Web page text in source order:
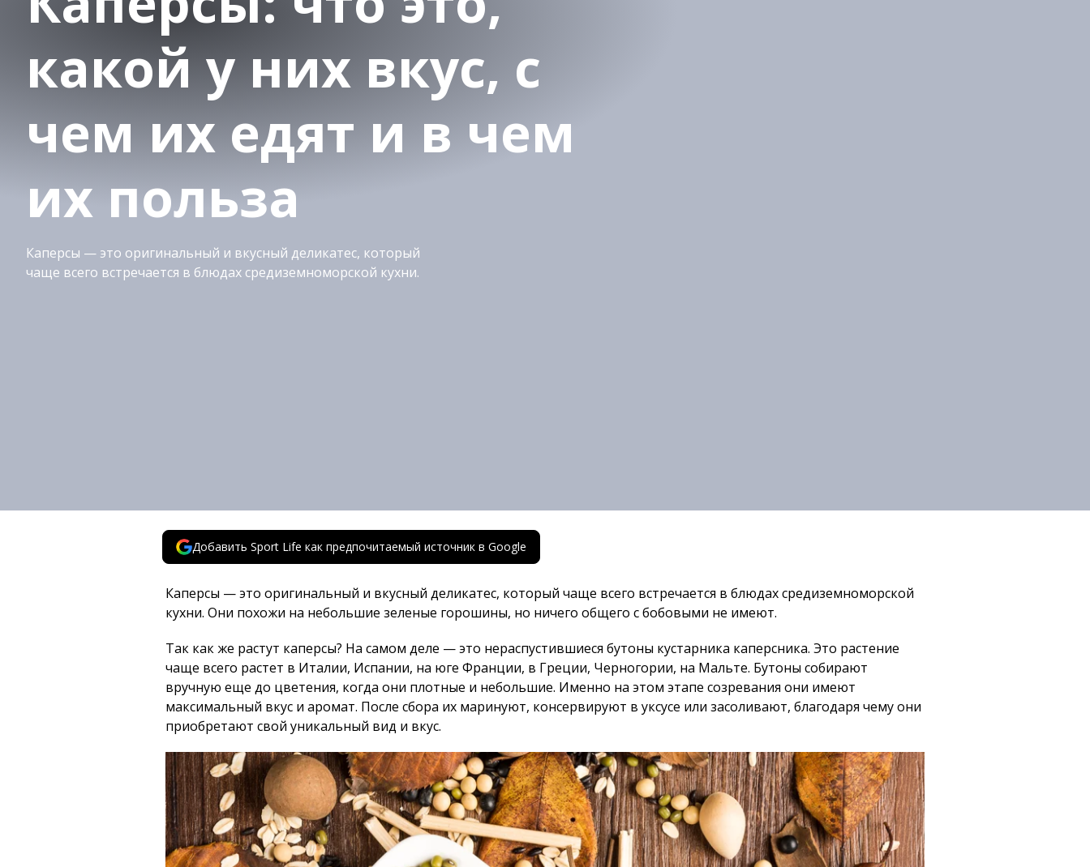
какой у них вкус, с
чем их едят и в чем
их польза
Каперсы — это оригинальный и вкусный деликатес, который
чаще всего встречается в блюдах средиземноморской кухни.
Добавить Sport Life как предпочитаемый источник в Google
Каперсы — это оригинальный и вкусный деликатес, который чаще всего встречается в блюдах средиземноморской
кухни. Они похожи на небольшие зеленые горошины, но ничего общего с бобовыми не имеют.
Так как же растут каперсы? На самом деле — это нераспустившиеся бутоны кустарника каперсника. Это растение
чаще всего растет в Италии, Испании, на юге Франции, в Греции, Черногории, на Мальте. Бутоны собирают
вручную еще до цветения, когда они плотные и небольшие. Именно на этом этапе созревания они имеют
максимальный вкус и аромат. После сбора их маринуют, консервируют в уксусе или засоливают, благодаря чему они
приобретают свой уникальный вид и вкус.